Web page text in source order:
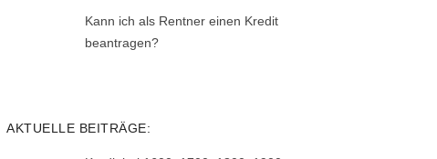
Kann ich als Rentner einen Kredit
beantragen?
AKTUELLE BEITRÄGE: